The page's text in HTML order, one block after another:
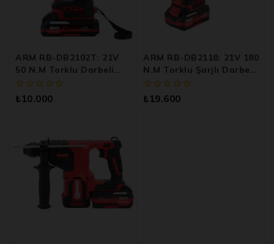
ARM RB-DB2102T: 21V
50 N.m Torklu Darbeli
Şarjlı Matkap
0
₺ 10.000
ARM RB-DB2118: 21V 180
N.m Torklu Şarjlı Darbeli
Matkap
0
₺ 19.600